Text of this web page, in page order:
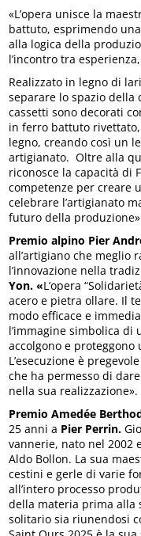
«L’opera unisce la
battuto, esprimendo
alla logica della
l’incontro tra
Realizzato in legno di
separare lo spazio della
cassetti sono decorati
in ferro battuto
legno, creando così un
artigianato. Oltre alla
riconosce la capacità di
competenze per creare
celebrare l’artigianato
futuro della
Premio alpino Pier
all’artigiano che meglio
l’innovazione nella
Yon. «L’opera
acero e pietra ollare. Il
modo efficace e
l’immagine simbolica
accolgono e
L’esecuzione è
che ha permesso di
nella sua realizzazione».
Premio Amedée
25 anni a Pier Perrin.
vannerie, nato nel 2002
Aldo Bollon. La sua
cestini e gerle di varie
all’intero processo
della materia prima alla
solitario sia riunendosi